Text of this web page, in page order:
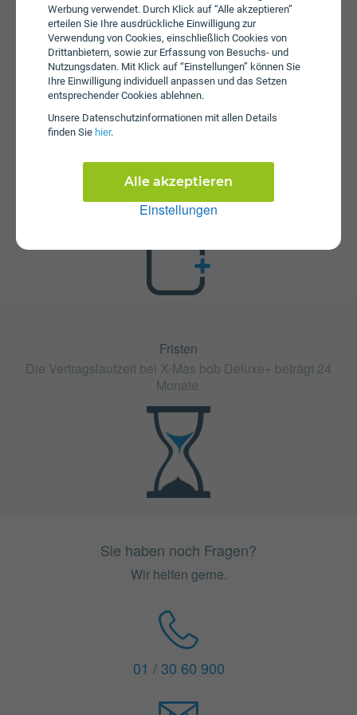
Werbung verwendet. Durch Klick auf “Alle akzeptieren”
erteilen Sie Ihre ausdrückliche Einwilligung zur
Verwendung von Cookies, einschließlich Cookies von
Drittanbietern, sowie zur Erfassung von Besuchs- und
Nutzungsdaten. Mit Klick auf “Einstellungen” können Sie
Ihre Einwilligung individuell anpassen und das Setzen
entsprechender Cookies ablehnen.
Unsere Daten­schutz­informationen mit allen Details
finden Sie hier.
Einstellungen
Alle akzeptieren
Zusatzangeboten erweiterbar. Mehr über kombinierbare
Zusatzprodukte erfahren Sie in unserm Handytarif-
Rechner. Dort können Sie den Tarif nach Belieben mit
anderen Angeboten kombinieren.
Fristen
Die Vertragslaufzeit bei X-Mas bob Deluxe+ beträgt 24
Monate.
Sie haben noch Fragen?
Wir helfen gerne.
01 / 30 60 900